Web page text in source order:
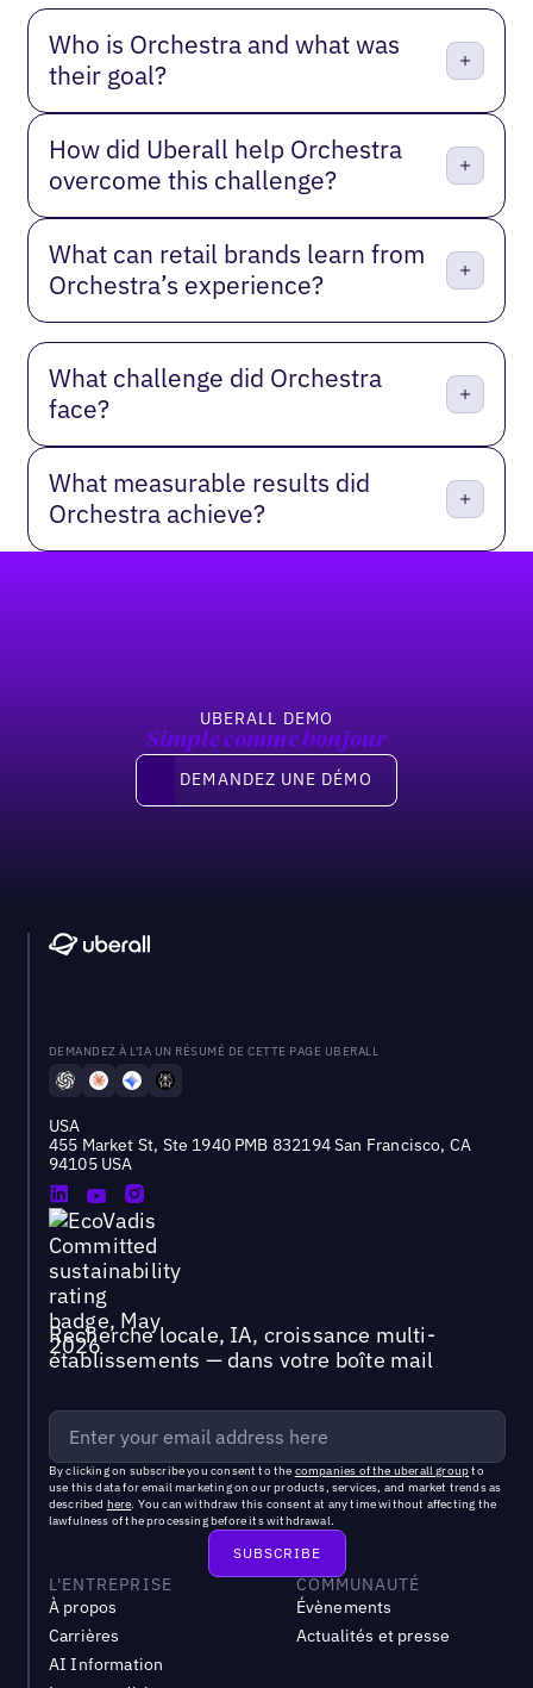
Who is Orchestra and what was
their goal?
How did Uberall help Orchestra
overcome this challenge?
What can retail brands learn from
Orchestra’s experience?
What challenge did Orchestra
face?
What measurable results did
Orchestra achieve?
UBERALL DEMO
Simple comme bonjour
Demandez une démo
DEMANDEZ UNE DÉMO
DEMANDEZ À L'IA UN RÉSUMÉ DE CETTE PAGE UBERALL
USA
455 Market St, Ste 1940 PMB 832194 San Francisco, CA
94105 USA
Recherche locale, IA, croissance multi-
établissements — dans votre boîte mail
By clicking on subscribe you consent to the companies of the uberall groupto
use this data for email marketing on our products, services, and market trends as
described here. You can withdraw this consent at any time without affecting the
lawfulness of the processing before its withdrawal.
L'ENTREPRISE
À propos
Carrières
AI Information
COMMUNAUTÉ
Évènements
Actualités et presse